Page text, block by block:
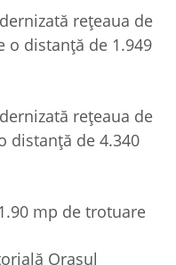
rețeaua de
o distanță de 1.949
rețeaua de
distanță de 4.340
mp de trotuare
Orașul